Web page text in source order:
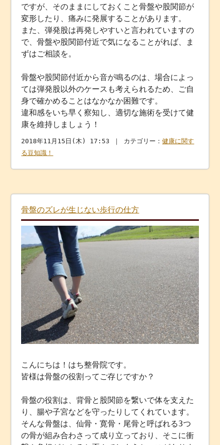
ですが、そのままにしておくこと骨盤や股関節が
変形したり、痛みに発展することがあります。
また、弾発股は再発しやすいと言われていますの
で、骨盤や股関節付近で気になることがれば、ま
ずはご相談を。
骨盤や股関節付近から音が鳴るのは、場合によっ
ては弾発股以外のケースも考えられるため、ご自
身で確かめることはなかなか困難です。
違和感をいち早く察知し、適切な施術を受けて健
康を維持しましょう！
2018年11月15日(木) 17:53 ｜ カテゴリー：健康に関す
る豆知識！
骨盤のズレが生じない歩行の仕方
こんにちは！はち整骨院です。
皆様は骨盤の役割ってご存じですか？
骨盤の役割は、背骨と股関節を繋いで体を支えた
り、腸や子宮などを守ったりしてくれています。
そんな骨盤は、仙骨・寛骨・尾骨と呼ばれる3つ
の骨が組み合わさって成り立っており、そこに衝